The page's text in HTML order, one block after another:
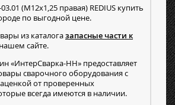
(М12х1,25 правая) REDIUS купить
по выгодной цене.
из каталогазапасные части к
сайте.
«ИнтерСварка-НН» предоставляет
сварочного оборудования с
от проверенных
всегда имеются в наличии.